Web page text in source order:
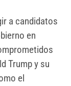
a candidatos
en
Trump y su
el